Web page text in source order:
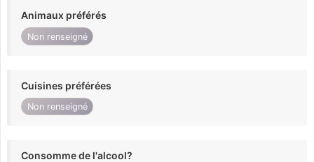
Animaux préférés
Non renseigné
Cuisines préférées
Non renseigné
Consomme de l'alcool?